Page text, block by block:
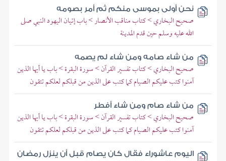
نحن أولى بموسى منكم ثم أمر بصومه
صحيح البخاري > كتاب مناقب الأنصار > باب إتيان اليهود النبي صلى
الله عليه وسلم حين قدم المدينة
من شاء صامه ومن شاء لم يصمه
صحيح البخاري > كتاب تفسير القرآن > سورة البقرة > باب يا أيها الذين
آمنوا كتب عليكم الصيام كما كتب على الذين من قبلكم لعلكم تتقون
من شاء صام ومن شاء أفطر
صحيح البخاري > كتاب تفسير القرآن > سورة البقرة > باب يا أيها الذين
آمنوا كتب عليكم الصيام كما كتب على الذين من قبلكم لعلكم تتقون
اليوم عاشوراء فقال كان يصام قبل أن ينزل رمضان